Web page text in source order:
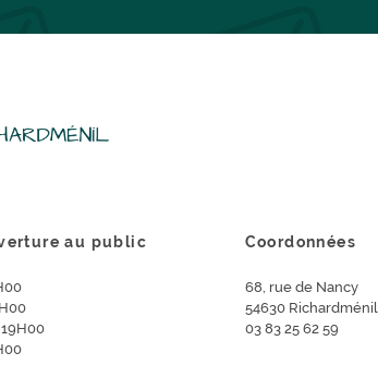
au public Coordonnées
68, rue de Nancy
54630 Richardménil
03 83 25 62 59